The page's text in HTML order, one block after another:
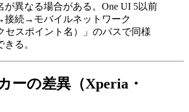
が異なる場合がある。One UI 5以前
接続→モバイルネットワーク
セスポイント名）」のパスで同様
る。
ーの差異（Xperia・